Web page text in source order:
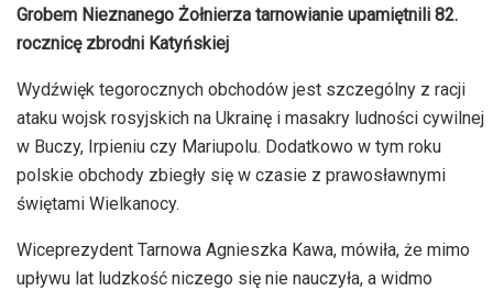
Grobem Nieznanego Żołnierza tarnowianie upamiętnili 82.
rocznicę zbrodni Katyńskiej
Wydźwięk tegorocznych obchodów jest szczególny z racji
ataku wojsk rosyjskich na Ukrainę i masakry ludności cywilnej
w Buczy, Irpieniu czy Mariupolu. Dodatkowo w tym roku
polskie obchody zbiegły się w czasie z prawosławnymi
świętami Wielkanocy.
Wiceprezydent Tarnowa Agnieszka Kawa, mówiła, że mimo
upływu lat ludzkość niczego się nie nauczyła, a widmo